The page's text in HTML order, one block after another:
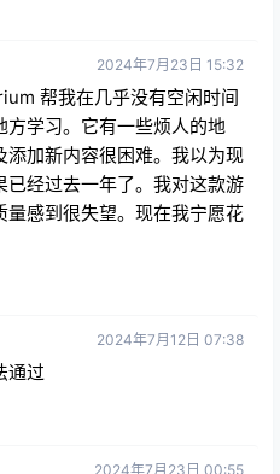
2024年7月23日 15:32
帮我在几乎没有空闲时间
方学习。它有一些烦人的地
添加新内容很困难。我以为现
已经过去一年了。我对这款游
量感到很失望。现在我宁愿花
2024年7月12日 07:38
通过
2024年7月23日 00:55